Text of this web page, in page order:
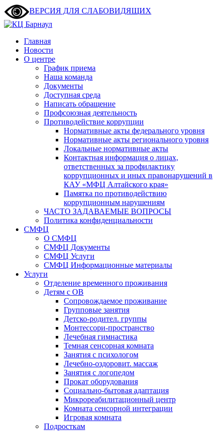
ВЕРСИЯ ДЛЯ СЛАБОВИДЯЩИХ
Главная
Новости
О центре
График приема
Наша команда
Документы
Доступная среда
Написать обращение
Профсоюзная деятельность
Противодействие коррупции
Нормативные акты федерального уровня
Нормативные акты регионального уровня
Локальные нормативные акты
Контактная информация о лицах,
ответственных за профилактику
коррупционных и иных правонарушений в
КАУ «МФЦ Алтайского края»
Памятка по противодействию
коррупционным нарушениям
ЧАСТО ЗАДАВАЕМЫЕ ВОПРОСЫ
Политика конфиденциальности
СМФЦ
О СМФЦ
СМФЦ Документы
СМФЦ Услуги
СМФЦ Информационные материалы
Услуги
Отделение временного проживания
Детям с ОВ
Сопровождаемое проживание
Групповые занятия
Детско-родител. группы
Монтессори-пространство
Лечебная гимнастика
Темная сенсорная комната
Занятия с психологом
Лечебно-оздоровит. массаж
Занятия с логопедом
Прокат оборудования
Социально-бытовая адаптация
Микрореабилитационный центр
Комната сенсорной интеграции
Игровая комната
Подросткам